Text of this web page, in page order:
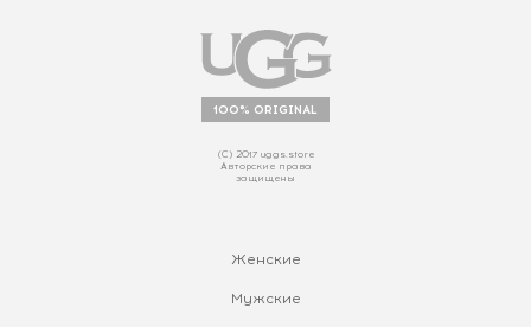
100% ORIGINAL
(С) 2017 uggs.store
Авторские права
защищены
Женские
Мужские